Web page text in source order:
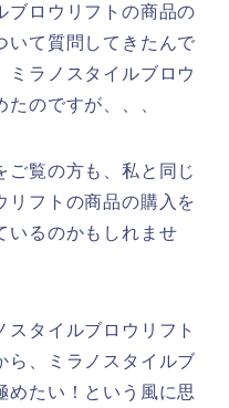
ブロウリフトの商品の
いて質問してきたんで
ミラノスタイルブロウ
のですが、、、
ご覧の方も、私と同じ
リフトの商品の購入を
いるのかもしれませ
スタイルブロウリフト
ら、ミラノスタイルブ
めたい！という風に思